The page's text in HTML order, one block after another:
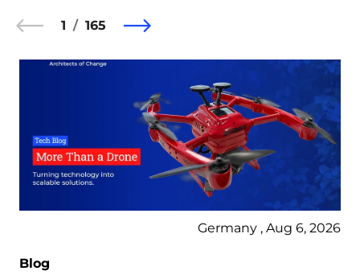
1 165
Germany , Aug 6, 2026
Blog